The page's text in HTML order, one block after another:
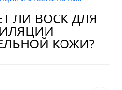
ЛИ ВОСК ДЛЯ
КОЖИ?